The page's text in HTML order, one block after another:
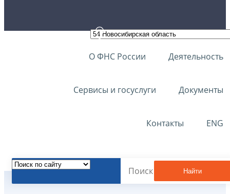
О ФНС России Деятельность
Сервисы и госуслуги Документы
Контакты ENG
Найти